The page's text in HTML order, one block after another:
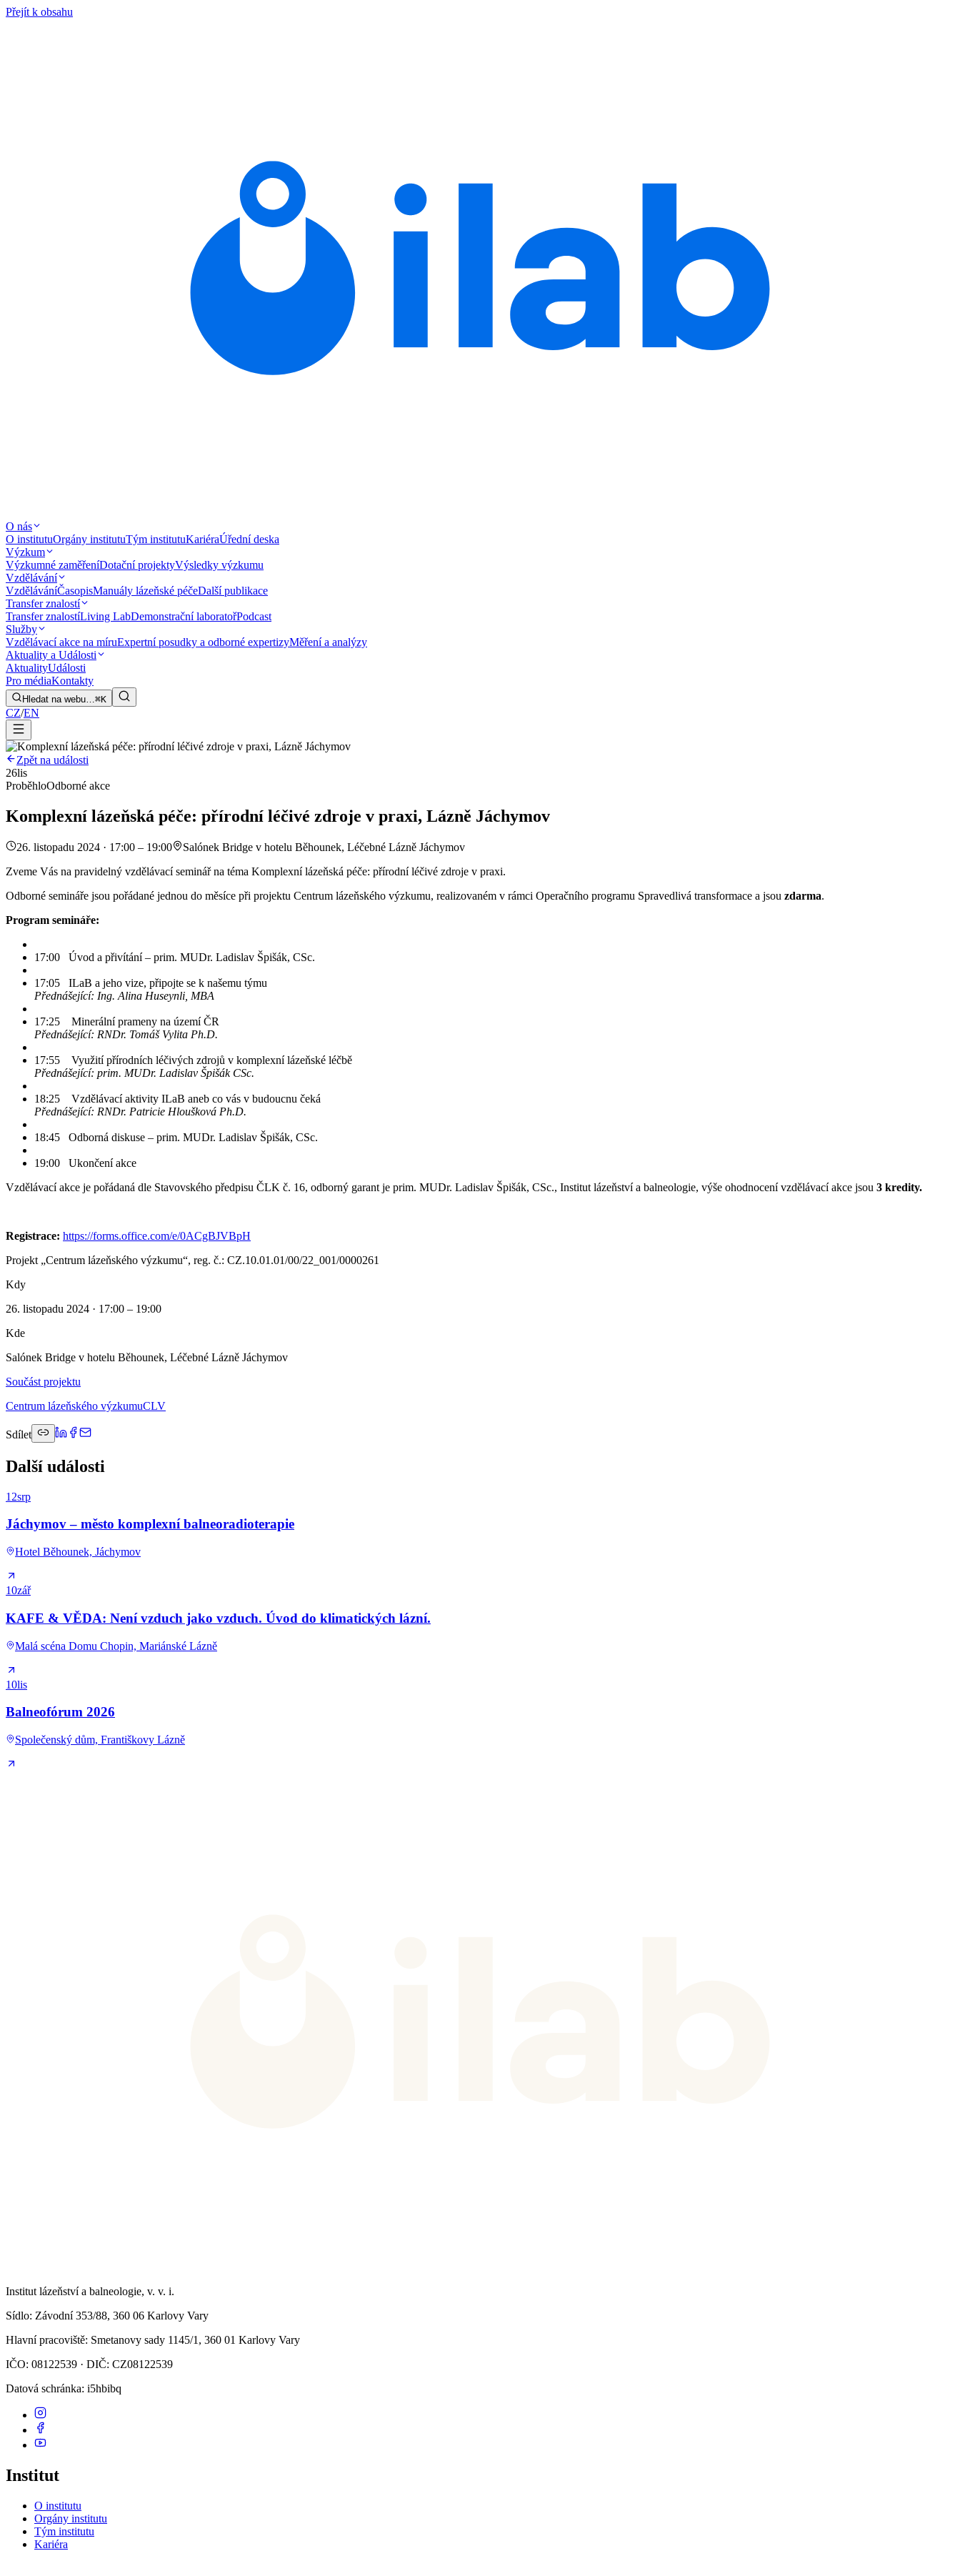
Přejít k obsahu
O nás
O institutuOrgány institutuTým institutuKariéraÚřední deska
Výzkum
Výzkumné zaměřeníDotační projektyVýsledky výzkumu
Vzdělávání
VzděláváníČasopisManuály lázeňské péčeDalší publikace
Transfer znalostí
Transfer znalostíLiving LabDemonstrační laboratořPodcast
Služby
Vzdělávací akce na míruExpertní posudky a odborné expertizyMěření a analýzy
Aktuality a Události
AktualityUdálosti
Pro médiaKontakty
Hledat na webu…⌘K
CZ/EN
Zpět na události
26lis
ProběhloOdborné akce
Komplexní lázeňská péče: přírodní léčivé zdroje v praxi, Lázně Jáchymov
26. listopadu 2024 · 17:00 – 19:00
Salónek Bridge v hotelu Běhounek, Léčebné Lázně Jáchymov
Zveme Vás na pravidelný vzdělávací seminář na téma Komplexní lázeňská péče: přírodní léčivé zdroje v praxi.
Odborné semináře jsou pořádané jednou do měsíce při projektu Centrum lázeňského výzkumu, realizovaném v rámci Operačního programu Spravedlivá transformace a jsou zdarma.
Program semináře:
17:00 Úvod a přivítání – prim. MUDr. Ladislav Špišák, CSc.
17:05 ILaB a jeho vize, připojte se k našemu týmu
Přednášející: Ing. Alina Huseynli, MBA
17:25 Minerální prameny na území ČR
Přednášející: RNDr. Tomáš Vylita Ph.D.
17:55 Využití přírodních léčivých zdrojů v komplexní lázeňské léčbě
Přednášející: prim. MUDr. Ladislav Špišák CSc.
18:25 Vzdělávací aktivity ILaB aneb co vás v budoucnu čeká
Přednášející: RNDr. Patricie Hloušková Ph.D.
18:45 Odborná diskuse – prim. MUDr. Ladislav Špišák, CSc.
19:00 Ukončení akce
Vzdělávací akce je pořádaná dle Stavovského předpisu ČLK č. 16, odborný garant je prim. MUDr. Ladislav Špišák, CSc., Institut lázeňství a balneologie, výše ohodnocení vzdělávací akce jsou 3 kredity.
Registrace: https://forms.office.com/e/0ACgBJVBpH
Projekt „Centrum lázeňského výzkumu“, reg. č.: CZ.10.01.01/00/22_001/0000261
Kdy
26. listopadu 2024 · 17:00 – 19:00
Kde
Salónek Bridge v hotelu Běhounek, Léčebné Lázně Jáchymov
Součást projektu
Centrum lázeňského výzkumuCLV
Sdílet
Další události
12srp
Jáchymov – město komplexní balneoradioterapie
Hotel Běhounek, Jáchymov
10zář
KAFE & VĚDA: Není vzduch jako vzduch. Úvod do klimatických lázní.
Malá scéna Domu Chopin, Mariánské Lázně
10lis
Balneofórum 2026
Společenský dům, Františkovy Lázně
Institut lázeňství a balneologie, v. v. i.
Sídlo: Závodní 353/88, 360 06 Karlovy Vary
Hlavní pracoviště: Smetanovy sady 1145/1, 360 01 Karlovy Vary
IČO: 08122539 · DIČ: CZ08122539
Datová schránka: i5hbibq
Institut
O institutu
Orgány institutu
Tým institutu
Kariéra